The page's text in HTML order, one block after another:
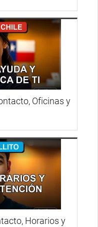
Oficinas y
Horarios y